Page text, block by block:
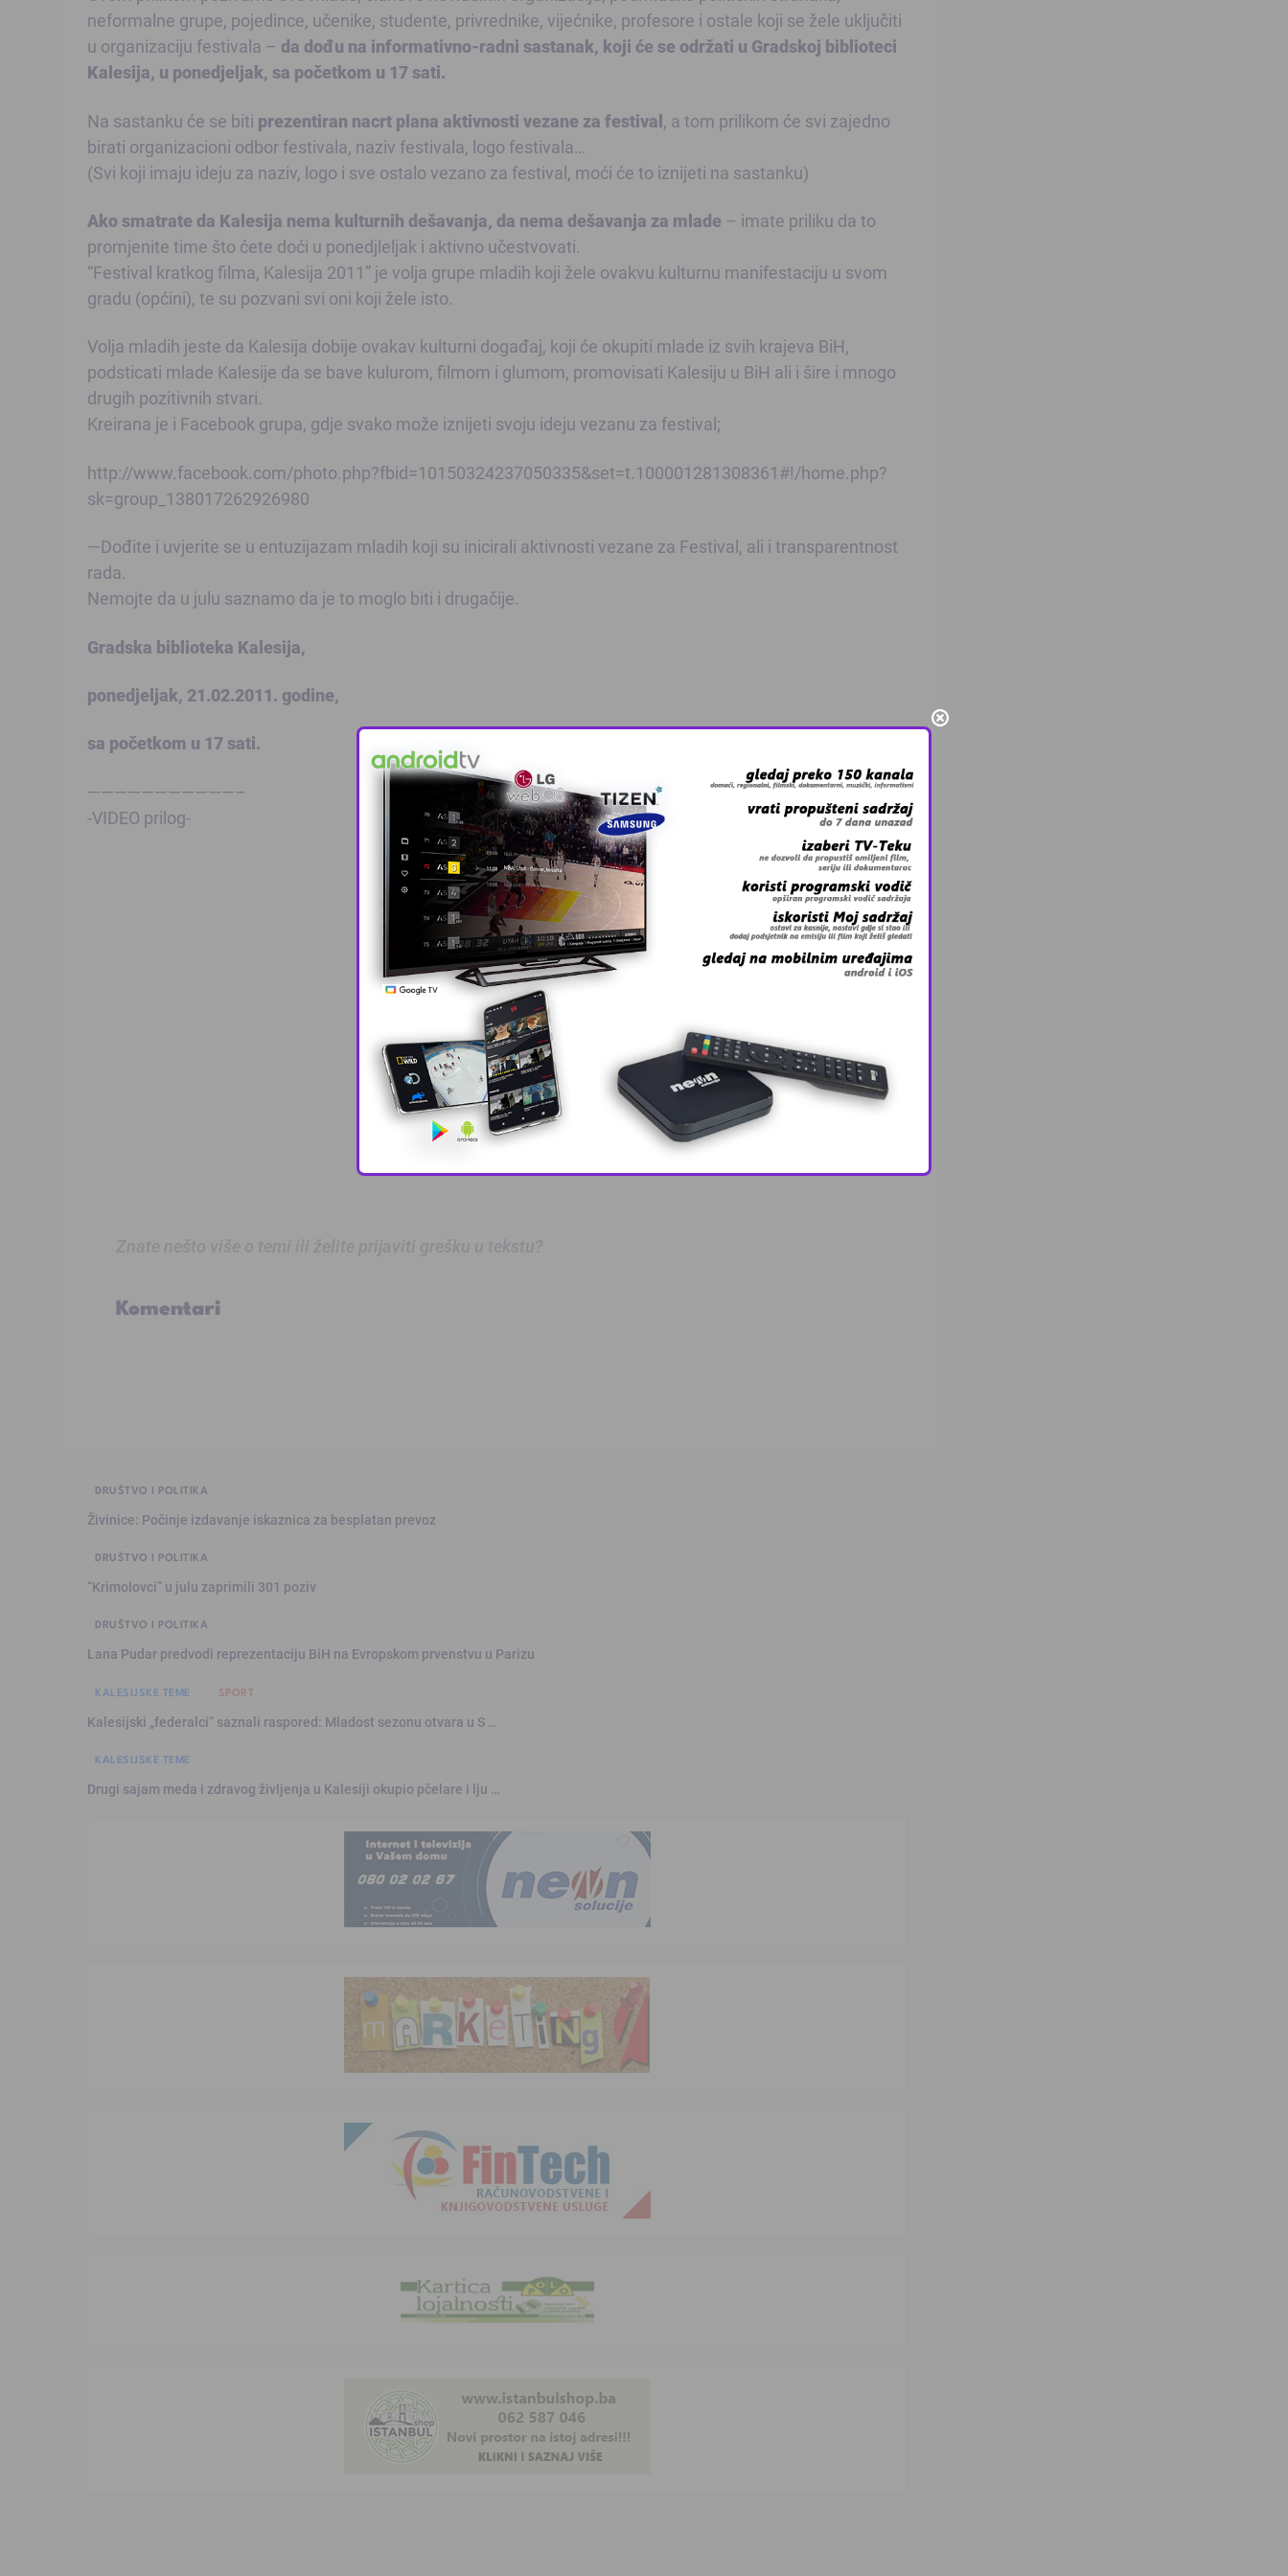
neformalne grupe, pojedince, učenike, studente, privrednike, vijećnike, profesore i ostale koji se žele uključiti
u organizaciju festivala – da dođu na informativno-radni sastanak, koji će se održati u Gradskoj biblioteci
Kalesija, u ponedjeljak, sa početkom u 17 sati.
Na sastanku će se biti prezentiran nacrt plana aktivnosti vezane za festival, a tom prilikom će svi zajedno
birati organizacioni odbor festivala, naziv festivala, logo festivala…
(Svi koji imaju ideju za naziv, logo i sve ostalo vezano za festival, moći će to iznijeti na sastanku)
Ako smatrate da Kalesija nema kulturnih dešavanja, da nema dešavanja za mlade – imate priliku da to
promjenite time što ćete doći u ponedjleljak i aktivno učestvovati.
“Festival kratkog filma, Kalesija 2011” je volja grupe mladih koji žele ovakvu kulturnu manifestaciju u svom
gradu (općini), te su pozvani svi oni koji žele isto.
Volja mladih jeste da Kalesija dobije ovakav kulturni događaj, koji će okupiti mlade iz svih krajeva BiH,
podsticati mlade Kalesije da se bave kulurom, filmom i glumom, promovisati Kalesiju u BiH ali i šire i mnogo
drugih pozitivnih stvari.
Kreirana je i Facebook grupa, gdje svako može iznijeti svoju ideju vezanu za festival;
http://www.facebook.com/photo.php?fbid=10150324237050335&set=t.100001281308361#!/home.php?
sk=group_138017262926980
—Dođite i uvjerite se u entuzijazam mladih koji su inicirali aktivnosti vezane za Festival, ali i transparentnost
rada.
Nemojte da u julu saznamo da je to moglo biti i drugačije.
Gradska biblioteka Kalesija,
ponedjeljak, 21.02.2011. godine,
sa početkom u 17 sati.
———————————–
-VIDEO prilog-
Komentari
DRUŠTVO I POLITIKA
Živinice: Počinje izdavanje iskaznica za besplatan prevoz
DRUŠTVO I POLITIKA
“Krimolovci” u julu zaprimili 301 poziv
DRUŠTVO I POLITIKA
Lana Pudar predvodi reprezentaciju BiH na Evropskom prvenstvu u Parizu
KALESIJSKE TEME SPORT
Kalesijski „federalci“ saznali raspored: Mladost sezonu otvara u S …
KALESIJSKE TEME
Drugi sajam meda i zdravog življenja u Kalesiji okupio pčelare i lju …